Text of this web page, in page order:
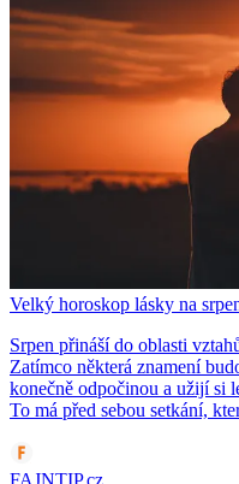
Velký horoskop lásky na
Srpen přináší do oblasti
Zatímco některá znamení
konečně odpočinou a užijí si
To má před sebou setkání,